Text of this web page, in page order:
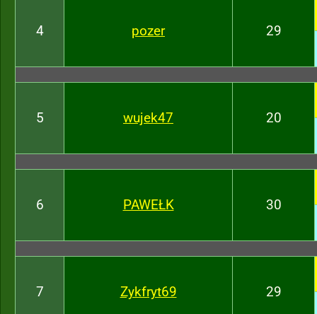
4 pozer 29
5 wujek47 20
6 PAWEŁK 30
7 Zykfryt69 29